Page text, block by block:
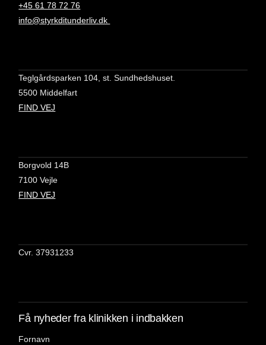
+45 61 78 72 76
info@styrkditunderliv.dk
Teglgårdsparken 104, st. Sundhedshuset.
5500 Middelfart
FIND VEJ
Borgvold 14B
7100 Vejle
FIND VEJ
Cvr. 37931233
Få nyheder fra klinikken i indbakken
Fornavn